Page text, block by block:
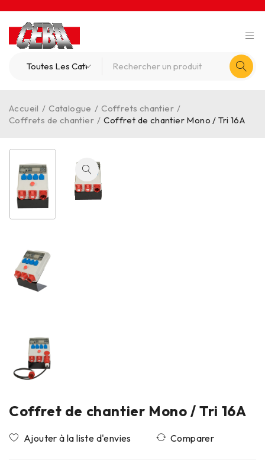
Accueil / Catalogue / Coffrets chantier /
Coffrets de chantier / Coffret de chantier Mono / Tri 16A
Coffret de chantier Mono / Tri 16A
Comparer